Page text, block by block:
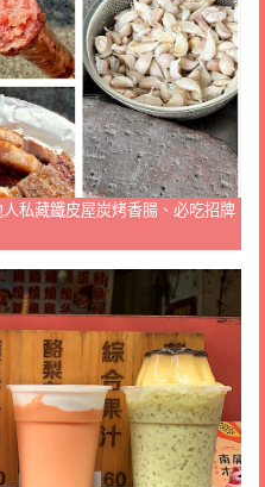
私藏鐵皮屋炭烤香腸、必吃招牌